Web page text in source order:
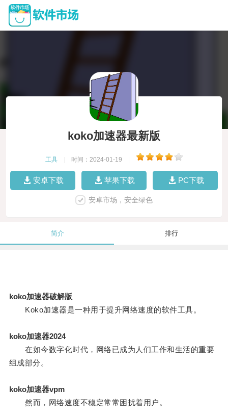
koko加速器最新版
工具 时间：2024-01-19
安卓下载 苹果下载 PC下载
安卓市场，安全绿色
简介 排行
koko加速器破解版
Koko加速器是一种用于提升网络速度的软件工具。
koko加速器2024
在如今数字化时代，网络已成为人们工作和生活的重要
组成部分。
koko加速器vpm
然而，网络速度不稳定常常困扰着用户。